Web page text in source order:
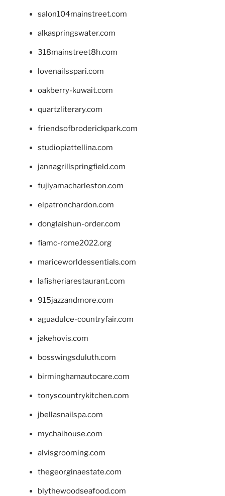
salon104mainstreet.com
alkaspringswater.com
318mainstreet8h.com
lovenailsspari.com
oakberry-kuwait.com
quartzliterary.com
friendsofbroderickpark.com
studiopiattellina.com
jannagrillspringfield.com
fujiyamacharleston.com
elpatronchardon.com
donglaishun-order.com
fiamc-rome2022.org
mariceworldessentials.com
lafisheriarestaurant.com
915jazzandmore.com
aguadulce-countryfair.com
jakehovis.com
bosswingsduluth.com
birminghamautocare.com
tonyscountrykitchen.com
jbellasnailspa.com
mychaihouse.com
alvisgrooming.com
thegeorginaestate.com
blythewoodseafood.com